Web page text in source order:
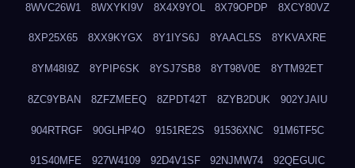
8WVC26W1 8WXYKI9V 8X4X9YOL 8X79OPDP 8XCY80VZ
8XP25X65 8XX9KYGX 8Y1IYS6J 8YAACL5S 8YKVAXRE
8YM48I9Z 8YPIP6SK 8YSJ7SB8 8YT98V0E 8YTM92ET
8ZC9YBAN 8ZFZMEEQ 8ZPDT42T 8ZYB2DUK 902YJAIU
904RTRGF 90GLHP4O 9151RE2S 91536XNC 91M6TF5C
91S40MFE 927W4109 92D4V1SF 92NJMW74 92QEGUIC